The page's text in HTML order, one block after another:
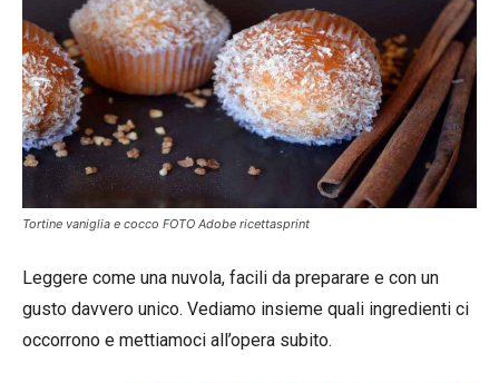
Tortine vaniglia e cocco FOTO Adobe ricettasprint
Leggere come una nuvola, facili da preparare e con un
gusto davvero unico. Vediamo insieme quali ingredienti ci
occorrono e mettiamoci all’opera subito.